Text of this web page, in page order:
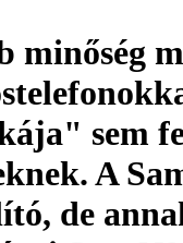
minőség
sem
A
de